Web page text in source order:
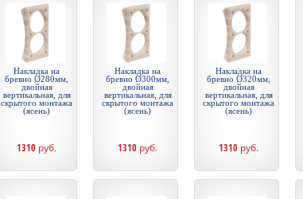
Накладка на
бревно Ø280мм,
двойная
вертикальная, для
скрытого монтажа
(ясень)
1310 руб.
Накладка на
бревно Ø300мм,
двойная
вертикальная, для
скрытого монтажа
(ясень)
1310 руб.
Накладка на
бревно Ø320мм,
двойная
вертикальная, для
скрытого монтажа
(ясень)
1310 руб.